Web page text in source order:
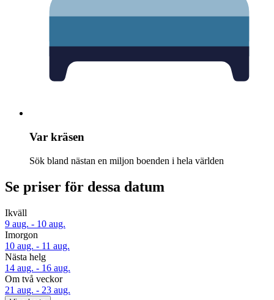
Var kräsen
Sök bland nästan en miljon boenden i hela världen
Se priser för dessa datum
Ikväll
9 aug. - 10 aug.
Imorgon
10 aug. - 11 aug.
Nästa helg
14 aug. - 16 aug.
Om två veckor
21 aug. - 23 aug.